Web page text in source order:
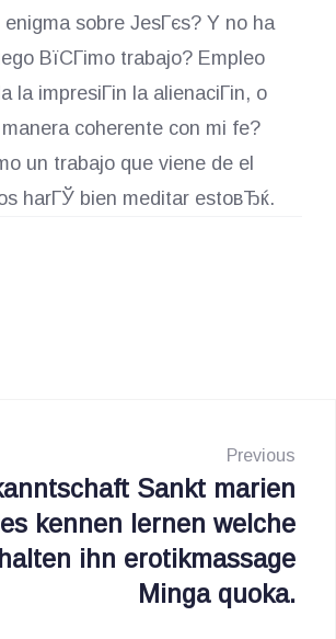
sobre JesГєs? Y no ha
ВїCГіmo trabajo? Empleo
la impresiГіn la alienaciГіn, o
coherente con mi fe?
un trabajo que viene de el
harГЎ bien meditar estoвЂќ.
Previous
Sankt marien
kennen lernen welche
ihn erotikmassage
Minga quoka.